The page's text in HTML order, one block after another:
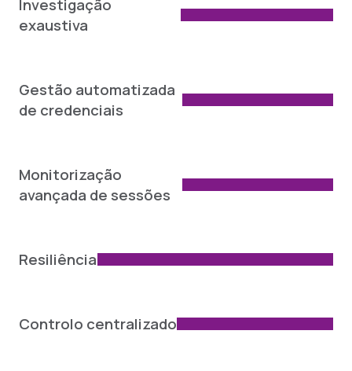
Investigação
exaustiva
Gestão automatizada
de credenciais
Monitorização
avançada de sessões
Resiliência
Controlo centralizado